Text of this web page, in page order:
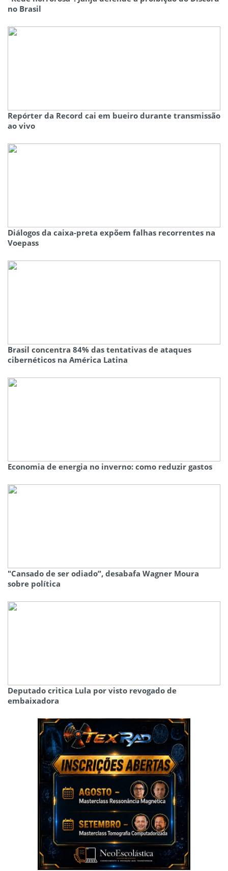
no Brasil
Repórter da Record cai em bueiro durante transmissão
ao vivo
Diálogos da caixa-preta expõem falhas recorrentes na
Voepass
Brasil concentra 84% das tentativas de ataques
cibernéticos na América Latina
Economia de energia no inverno: como reduzir gastos
"Cansado de ser odiado”, desabafa Wagner Moura
sobre política
Deputado critica Lula por visto revogado de
embaixadora